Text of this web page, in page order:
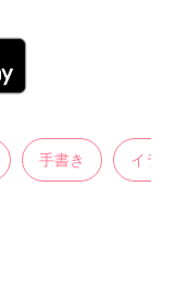
手書き イラ